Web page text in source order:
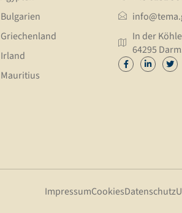
Bulgarien
Griechenland
Irland
Mauritius
In der
64295
ImpressumCookiesDatenschutz